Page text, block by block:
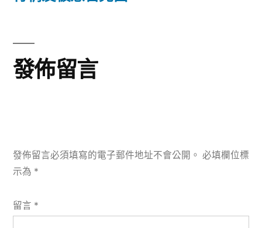
發佈留言
發佈留言必須填寫的電子郵件地址不會公開。 必填欄位標
示為 *
留言 *